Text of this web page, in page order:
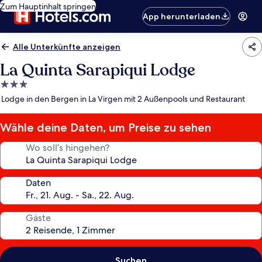
Zum Hauptinhalt springen
App herunterladen
Alle Unterkünfte anzeigen
La Quinta Sarapiqui Lodge
3.0-
Sterne-
Lodge in den Bergen in La Virgen mit 2 Außenpools und Restaurant
Wähle deine Daten, um Preise zu sehen
Wo soll’s hingehen?
Daten
Gäste